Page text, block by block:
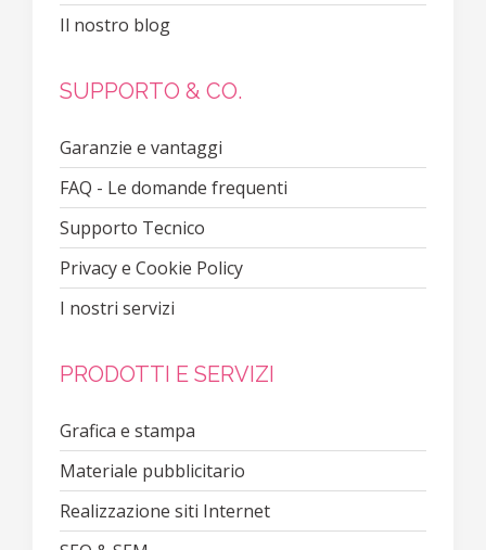
Il nostro blog
SUPPORTO & CO.
Garanzie e vantaggi
FAQ - Le domande frequenti
Supporto Tecnico
Privacy e Cookie Policy
I nostri servizi
PRODOTTI E SERVIZI
Grafica e stampa
Materiale pubblicitario
Realizzazione siti Internet